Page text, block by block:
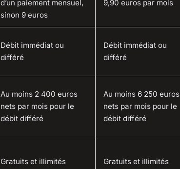
d’un paiement mensuel,
sinon 9 euros
9,90 euros par mois
Débit immédiat ou
différé
Débit immédiat ou
différé
Au moins 2 400 euros
nets par mois pour le
débit différé
Au moins 6 250 euros
nets par mois pour le
débit différé
Gratuits et illimités Gratuits et illimités